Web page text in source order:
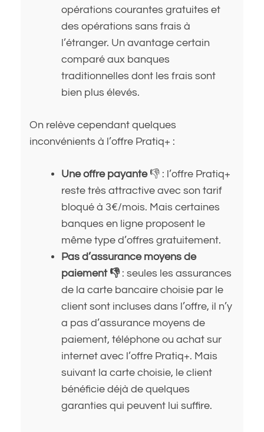
opérations courantes gratuites et
des opérations sans frais à
l’étranger. Un avantage certain
comparé aux banques
traditionnelles dont les frais sont
bien plus élevés.
On relève cependant quelques
inconvénients à l’offre Pratiq+ :
Une offre payante 👎 : l’offre Pratiq+
reste très attractive avec son tarif
bloqué à 3€/mois. Mais certaines
banques en ligne proposent le
même type d’offres gratuitement.
Pas d’assurance moyens de
paiement 👎: seules les assurances
de la carte bancaire choisie par le
client sont incluses dans l’offre, il n’y
a pas d’assurance moyens de
paiement, téléphone ou achat sur
internet avec l’offre Pratiq+. Mais
suivant la carte choisie, le client
bénéficie déjà de quelques
garanties qui peuvent lui suffire.